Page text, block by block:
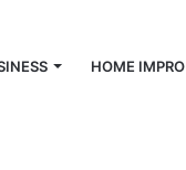
HOME IMPRO